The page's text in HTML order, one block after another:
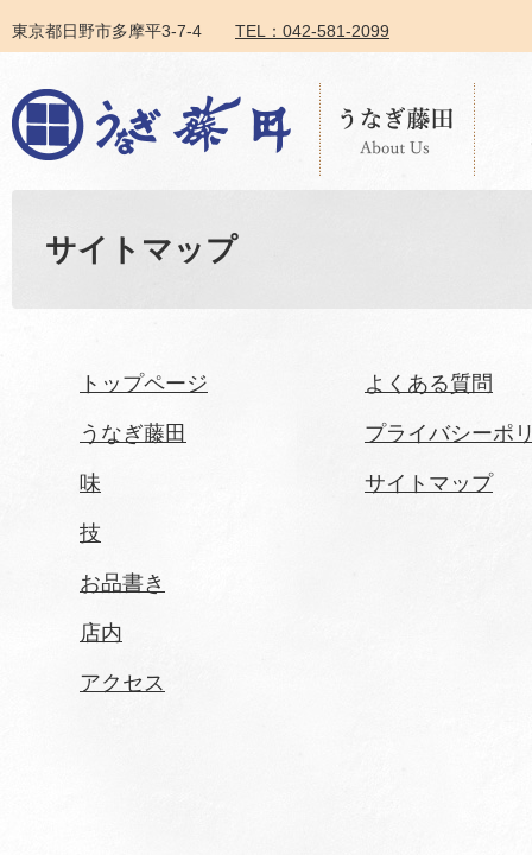
東京都日野市多摩平3-7-4 TEL：042-581-2099
サイトマップ
トップページ
うなぎ藤田
味
技
お品書き
店内
アクセス
よくある質問
プライバシーポ
サイトマップ